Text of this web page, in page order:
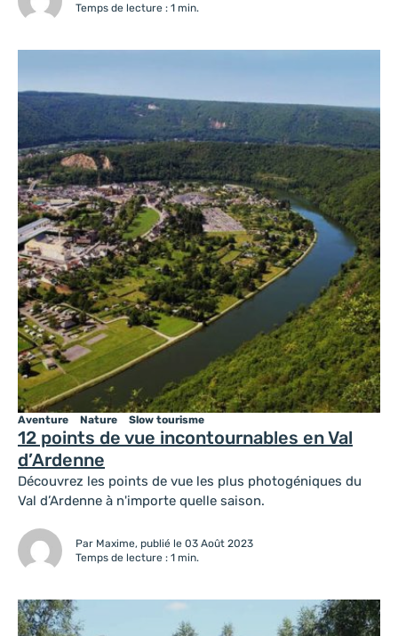
Temps de lecture : 1 min.
12 points de vue incontournables en Val
d’Ardenne
Aventure Nature Slow tourisme
Découvrez les points de vue les plus photogéniques du
Val d’Ardenne à n'importe quelle saison.
Par Maxime, publié le 03 Août 2023
Temps de lecture : 1 min.